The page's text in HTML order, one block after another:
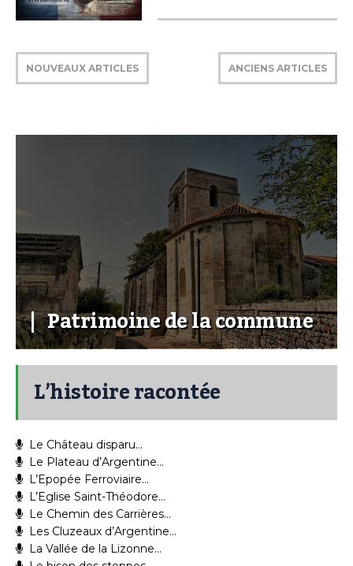
NOUVEAUX ARTICLES ANCIENS ARTICLES
Patrimoine de la commune
L’histoire racontée
Le Château disparu…
Le Plateau d’Argentine…
L’Epopée Ferroviaire…
L’Eglise Saint-Théodore…
Le Chemin des Carrières…
Les Cluzeaux d’Argentine…
La Vallée de la Lizonne…